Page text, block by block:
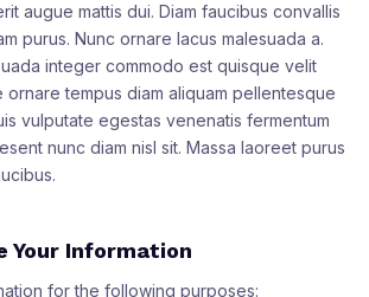
augue mattis dui. Diam faucibus convallis
purus. Nunc ornare lacus malesuada a.
integer commodo est quisque velit
ornare tempus diam aliquam pellentesque
vulputate egestas venenatis fermentum
nunc diam nisl sit. Massa laoreet purus
Your Information
for the following purposes: